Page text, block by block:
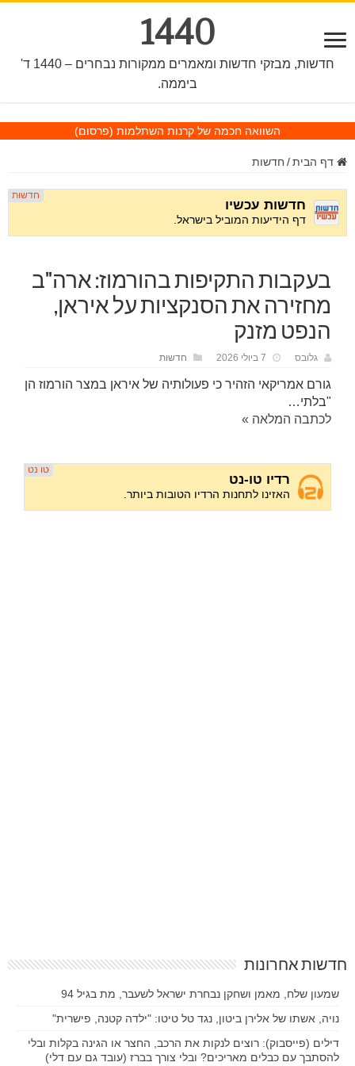
1440
חדשות, מבזקי חדשות ומאמרים ממקורות נבחרים – 1440 ד'
ביממה.
השוואה חכמה של קרנות השתלמות (פרסום)
דף הבית / חדשות
בעקבות התקיפות בהורמוז: ארה"ב
מחזירה את הסנקציות על איראן,
הנפט מזנק
גלובס 7 ביולי 2026 חדשות
גורם אמריקאי הזהיר כי פעולותיה של איראן במצר הורמוז הן
"בלתי…
לכתבה המלאה »
חדשות אחרונות
שמעון שלח, מאמן ושחקן נבחרת ישראל לשעבר, מת בגיל 94
נויה, אשתו של אלירן ביטון, נגד טל טיטו: "ילדה קטנה, פישרית"
דילים (פייסבוק): רוצים לנקות את הרכב, החצר או הגינה בקלות ובלי
להסתבך עם כבלים מאריכים? ובלי צורך בברז (עובד גם עם דלי)